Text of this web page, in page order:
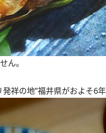
ん。
祥の地”福井県がおよそ6